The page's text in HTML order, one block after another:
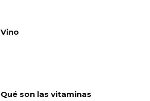
Vino
Qué son las vitaminas